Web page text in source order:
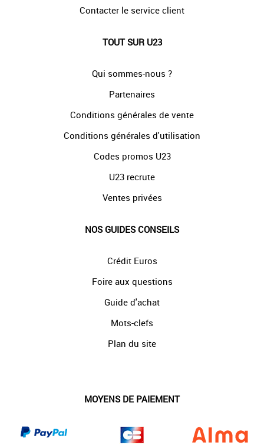
Contacter le service client
TOUT SUR U23
Qui sommes-nous ?
Partenaires
Conditions générales de vente
Conditions générales d'utilisation
Codes promos U23
U23 recrute
Ventes privées
NOS GUIDES CONSEILS
Crédit Euros
Foire aux questions
Guide d'achat
Mots-clefs
Plan du site
MOYENS DE PAIEMENT